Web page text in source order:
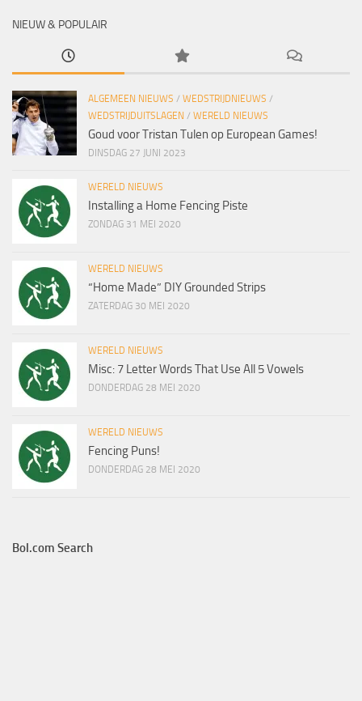
NIEUW & POPULAIR
ALGEMEEN NIEUWS / WEDSTRIJDNIEUWS /
WEDSTRIJDUITSLAGEN / WERELD NIEUWS
Goud voor Tristan Tulen op European Games!
DINSDAG 27 JUNI 2023
WERELD NIEUWS
Installing a Home Fencing Piste
ZONDAG 31 MEI 2020
WERELD NIEUWS
“Home Made” DIY Grounded Strips
ZATERDAG 30 MEI 2020
WERELD NIEUWS
Misc: 7 Letter Words That Use All 5 Vowels
DONDERDAG 28 MEI 2020
WERELD NIEUWS
Fencing Puns!
DONDERDAG 28 MEI 2020
Bol.com Search